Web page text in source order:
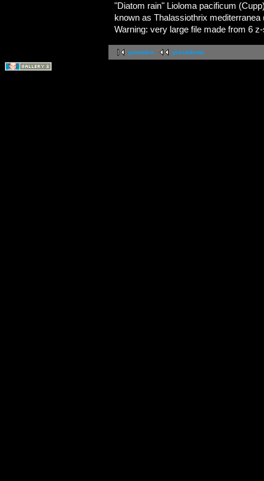
"Diatom rain" Lioloma pacificum
known as Thalassiothrix
Warning: very large file made from 6
première précédente